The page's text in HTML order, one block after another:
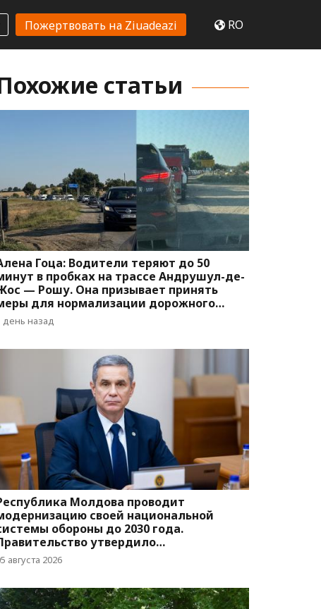
Пожертвовать на Ziuadeazi RO
статьи
Гоца: Водители теряют до 50
в пробках на трассе Андрушул-де-
— Рошу. Она призывает принять
для нормализации дорожного
день назад
Молдова проводит
своей национальной
обороны до 2030 года.
утвердило
программу
августа 2026